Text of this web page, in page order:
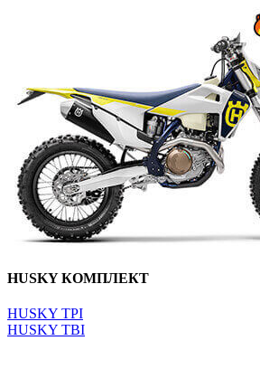
HUSKY КОМПЛЕКТ
HUSKY TPI
HUSKY TBI